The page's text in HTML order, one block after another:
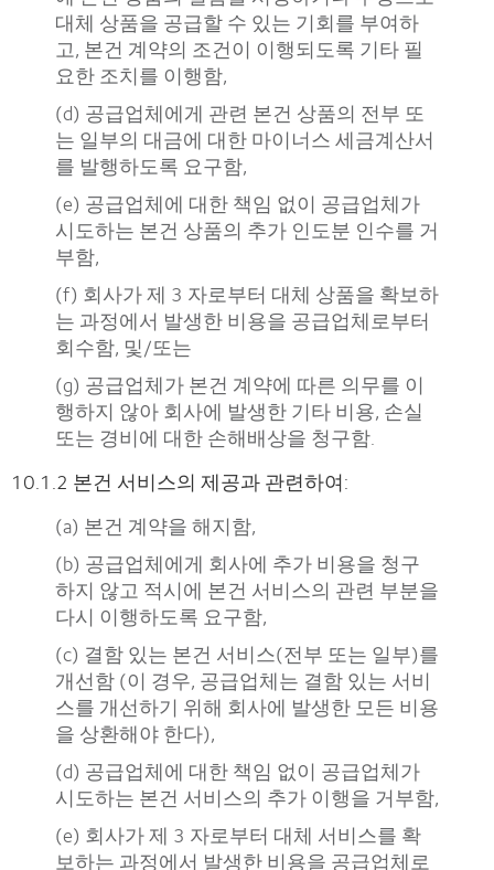
대체 상품을 공급할 수 있는 기회를 부여하
고, 본건 계약의 조건이 이행되도록 기타 필
요한 조치를 이행함,
(d) 공급업체에게 관련 본건 상품의 전부 또
는 일부의 대금에 대한 마이너스 세금계산서
를 발행하도록 요구함,
(e) 공급업체에 대한 책임 없이 공급업체가
시도하는 본건 상품의 추가 인도분 인수를 거
부함,
(f) 회사가 제 3 자로부터 대체 상품을 확보하
는 과정에서 발생한 비용을 공급업체로부터
회수함, 및/또는
(g) 공급업체가 본건 계약에 따른 의무를 이
행하지 않아 회사에 발생한 기타 비용, 손실
또는 경비에 대한 손해배상을 청구함.
10.1.2 본건 서비스의 제공과 관련하여:
(a) 본건 계약을 해지함,
(b) 공급업체에게 회사에 추가 비용을 청구
하지 않고 적시에 본건 서비스의 관련 부분을
다시 이행하도록 요구함,
(c) 결함 있는 본건 서비스(전부 또는 일부)를
개선함 (이 경우, 공급업체는 결함 있는 서비
스를 개선하기 위해 회사에 발생한 모든 비용
을 상환해야 한다),
(d) 공급업체에 대한 책임 없이 공급업체가
시도하는 본건 서비스의 추가 이행을 거부함,
(e) 회사가 제 3 자로부터 대체 서비스를 확
보하는 과정에서 발생한 비용을 공급업체로